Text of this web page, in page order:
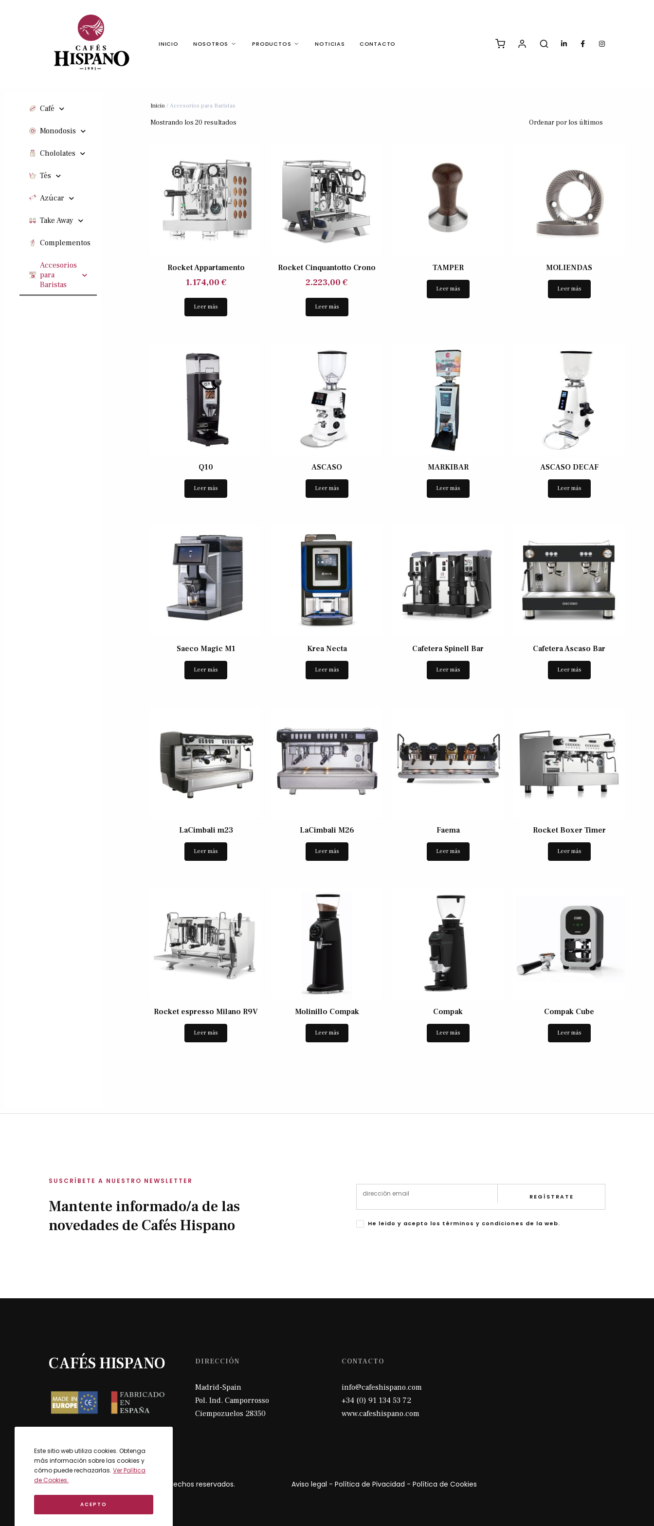
INICIO NOSOTROS PRODUCTOS NOTICIAS CONTACTO
Café
Monodosis
Chololates
Tés
Azúcar
Take Away
Complementos
Accesorios
para
Baristas
Inicio / Accesorios para Baristas
Mostrando los 20 resultados
Rocket Appartamento
1.174,00 €
Leer más
Rocket Cinquantotto Crono
2.223,00€
Leer más
TAMPER
Leer más
MOLIENDAS
Leer más
Q10
Leer más
ASCASO
Leer más
MARKIBAR
Leer más
ASCASO DECAF
Leer más
Saeco Magic M1
Leer más
Krea Necta
Leer más
Cafetera Spinell Bar
Leer más
Cafetera Ascaso Bar
Leer más
LaCimbali m23
Leer más
LaCimbali M26
Leer más
Faema
Leer más
Rocket Boxer Timer
Leer más
Rocket espresso Milano R9V
Leer más
Molinillo Compak
Leer más
Compak
Leer más
Compak Cube
Leer más
SUSCRÍBETE A NUESTRO NEWSLETTER
Mantente informado/a de las
novedades de Cafés Hispano
REGÍSTRATE
He leido y acepto los términos y condiciones de la web.
CAFÉS HISPANO DIRECCIÓN
Madrid-Spain
Pol. Ind. Camporrosso
Ciempozuelos 28350
CONTACTO
info@cafeshispano.com
+34 (0) 91 134 53 72
www.cafeshispano.com
2024 © Cafés Hispano. Todos los derechos reservados. Aviso legal - Política de Pivacidad - Política de Cookies
Este sitio web utiliza cookies. Obtenga
más información sobre las cookies y
cómo puede rechazarlas. Ver Política
de Cookies.
ACEPTO